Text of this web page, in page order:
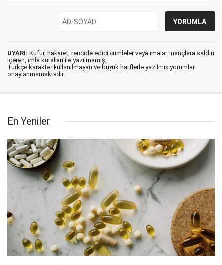
UYARI: Küfür, hakaret, rencide edici cümleler veya imalar, inançlara saldırı
içeren, imla kuralları ile yazılmamış,
Türkçe karakter kullanılmayan ve büyük harflerle yazılmış yorumlar
onaylanmamaktadır.
En Yeniler